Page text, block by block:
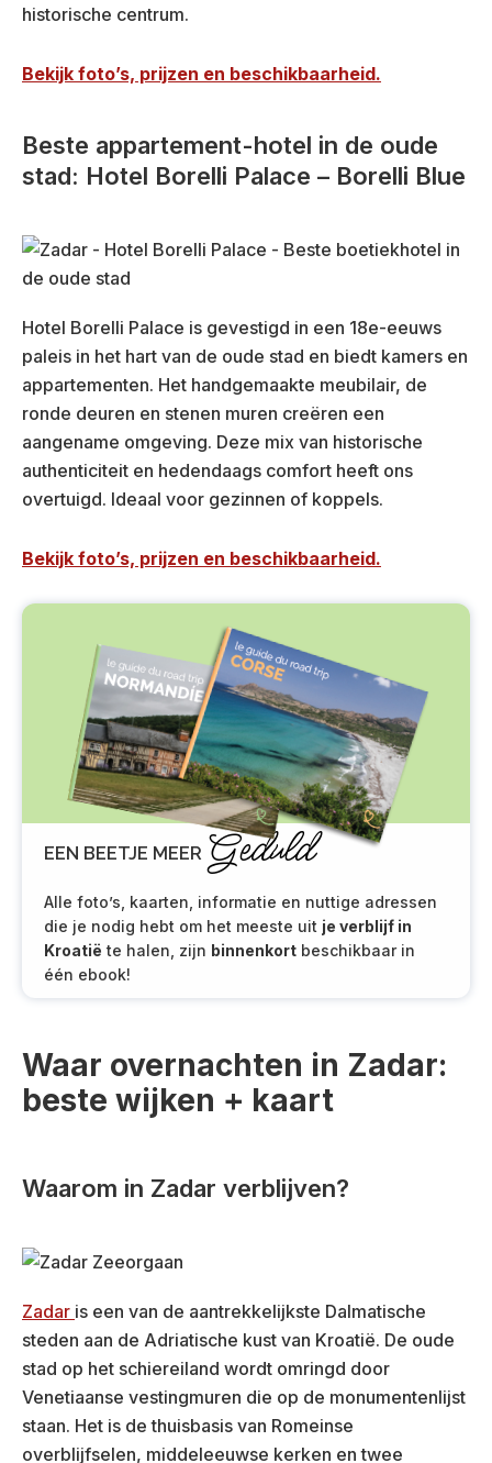
historische centrum.
Bekijk foto’s, prijzen en beschikbaarheid.
Beste appartement-hotel in de oude
stad: Hotel Borelli Palace – Borelli Blue
Hotel Borelli Palace is gevestigd in een 18e-eeuws
paleis in het hart van de oude stad en biedt kamers en
appartementen. Het handgemaakte meubilair, de
ronde deuren en stenen muren creëren een
aangename omgeving. Deze mix van historische
authenticiteit en hedendaags comfort heeft ons
overtuigd. Ideaal voor gezinnen of koppels.
Bekijk foto’s, prijzen en beschikbaarheid.
EEN BEETJE MEER Geduld
Alle foto’s, kaarten, informatie en nuttige adressen
die je nodig hebt om het meeste uit je verblijf in
Kroatië te halen, zijn binnenkort beschikbaar in
één ebook!
Waar overnachten in Zadar:
beste wijken + kaart
Waarom in Zadar verblijven?
Zadar is een van de aantrekkelijkste Dalmatische
steden aan de Adriatische kust van Kroatië. De oude
stad op het schiereiland wordt omringd door
Venetiaanse vestingmuren die op de monumentenlijst
staan. Het is de thuisbasis van Romeinse
overblijfselen, middeleeuwse kerken en twee